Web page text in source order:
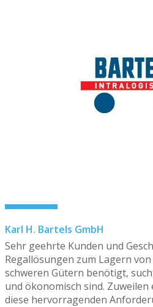
Karl H. Bartels GmbH
Sehr geehrte Kunden und
Regallösungen zum Lagern
schweren Gütern benötigt,
und ökonomisch sind.
diese hervorragenden